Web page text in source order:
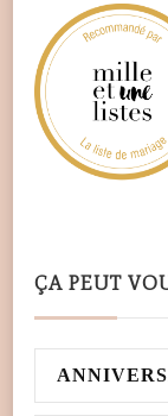
ÇA PEUT